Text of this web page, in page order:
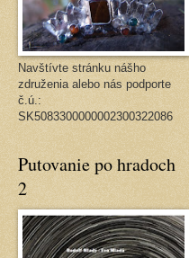
Navštívte stránku nášho
združenia alebo nás podporte
č.ú.:
SK5083300000002300322086
Putovanie po hradoch
2